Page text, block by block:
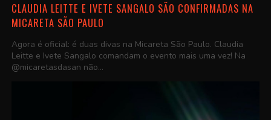
CLAUDIA LEITTE E IVETE SANGALO SÃO CONFIRMADAS NA
MICARETA SÃO PAULO
Agora é oficial: é duas divas na Micareta São Paulo. Claudia
Leitte e Ivete Sangalo comandam o evento mais uma vez! Na
@micaretasdasan não...